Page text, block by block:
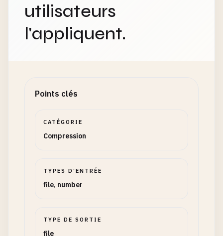
utilisateurs
l'appliquent.
Points clés
CATÉGORIE
Compression
TYPES D’ENTRÉE
file, number
TYPE DE SORTIE
file